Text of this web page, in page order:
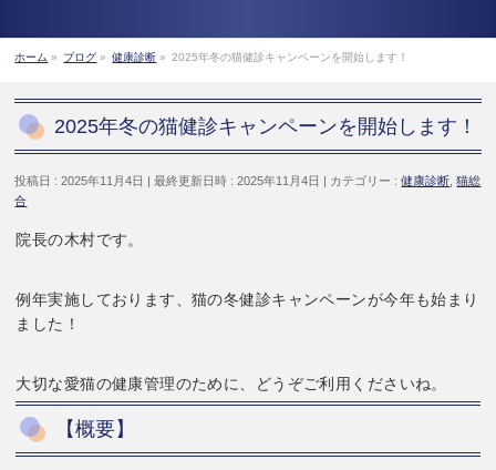
ホーム » ブログ » 健康診断 » 2025年冬の猫健診キャンペーンを開始します！
2025年冬の猫健診キャンペーンを開始します！
投稿日 : 2025年11月4日 最終更新日時 : 2025年11月4日 カテゴリー :健康診断,猫総
合
院長の木村です。
例年実施しております、猫の冬健診キャンペーンが今年も始まり
ました！
大切な愛猫の健康管理のために、どうぞご利用くださいね。
【概要】